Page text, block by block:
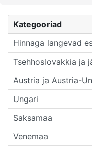
Kategooriad
Hinnaga langevad
Tsehhoslovakkia ja
Austria ja Austria-
Ungari
Saksamaa
Venemaa